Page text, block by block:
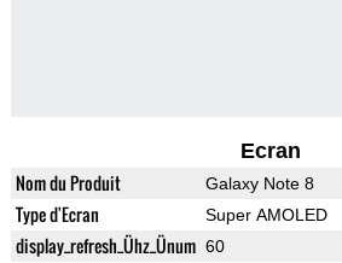
Ecran
Nom du Produit Galaxy Note 8
Type d'Ecran Super AMOLED
display_refresh_Ühz_Ünum 60